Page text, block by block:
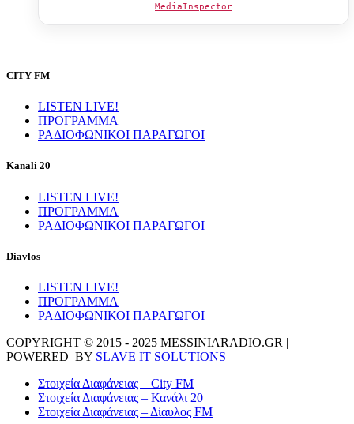
MediaInspector
CITY FM
LISTEN LIVE!
ΠΡΟΓΡΑΜΜΑ
ΡΑΔΙΟΦΩΝΙΚΟΙ ΠΑΡΑΓΩΓΟΙ
Kanali 20
LISTEN LIVE!
ΠΡΟΓΡΑΜΜΑ
ΡΑΔΙΟΦΩΝΙΚΟΙ ΠΑΡΑΓΩΓΟΙ
Diavlos
LISTEN LIVE!
ΠΡΟΓΡΑΜΜΑ
ΡΑΔΙΟΦΩΝΙΚΟΙ ΠΑΡΑΓΩΓΟΙ
COPYRIGHT © 2015 - 2025 MESSINIARADIO.GR |
POWERED BY SLAVE IT SOLUTIONS
Στοιχεία Διαφάνειας – City FM
Στοιχεία Διαφάνειας – Κανάλι 20
Στοιχεία Διαφάνειας – Δίαυλος FM